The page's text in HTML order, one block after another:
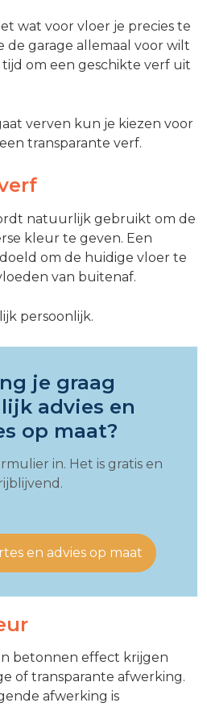
wat voor vloer je precies te
de garage allemaal voor wilt
om een geschikte verf uit
verven kun je kiezen voor
transparante verf.
natuurlijk gebruikt om de
kleur te geven. Een
om de huidige vloer te
van buitenaf.
persoonlijk.
je graag
advies en
op maat?
in. Het is gratis en
en advies op maat
betonnen effect krijgen
of transparante afwerking.
afwerking is